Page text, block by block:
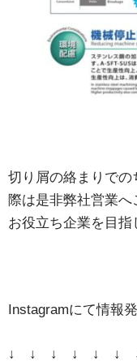
切り屑の絡まりで
際は是非弊社営業へ
お役立ち企業を目指
Instagramにて情報
↓ ↓ ↓ ↓ ↓ ↓